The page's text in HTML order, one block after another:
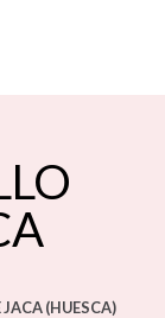
(HUESCA)